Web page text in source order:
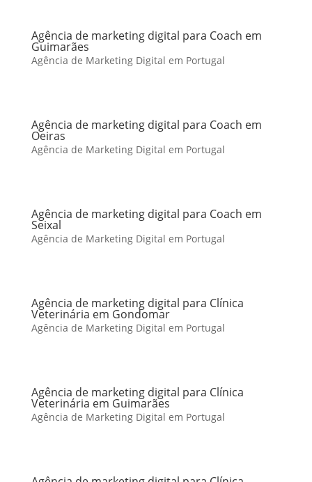
Agência de marketing digital para Coach em
Guimarães
Agência de Marketing Digital em Portugal
Agência de marketing digital para Coach em
Oeiras
Agência de Marketing Digital em Portugal
Agência de marketing digital para Coach em
Seixal
Agência de Marketing Digital em Portugal
Agência de marketing digital para Clínica
Veterinária em Gondomar
Agência de Marketing Digital em Portugal
Agência de marketing digital para Clínica
Veterinária em Guimarães
Agência de Marketing Digital em Portugal